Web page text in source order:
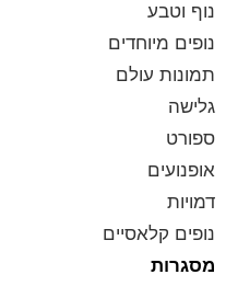
נוף וטבע
נופים מיוחדים
תמונות עולם
גלישה
ספורט
אופנועים
דמויות
נופים קלאסיים
מסגרות